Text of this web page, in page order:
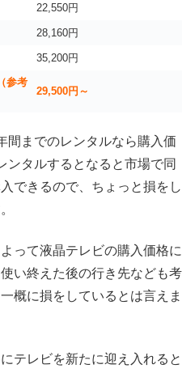
22,550円
28,160円
35,200円
参考
29,500円～
間までのレンタルなら購入価
ンタルするとなると市場で同
できるので、ちょっと損をし
って液晶テレビの購入価格に
い終えた後の行き先なども考
概に損をしているとは言えま
テレビを新たに迎え入れると